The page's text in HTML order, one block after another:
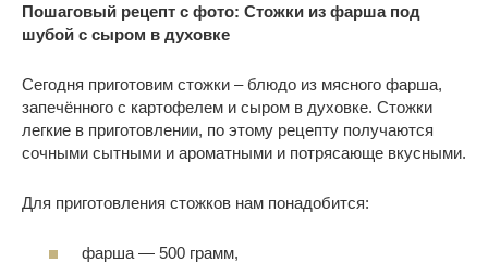
Пошаговый рецепт с фото: Стожки из фарша под
шубой с сыром в духовке
Сегодня приготовим стожки – блюдо из мясного фарша,
запечённого с картофелем и сыром в духовке. Стожки
легкие в приготовлении, по этому рецепту получаются
сочными сытными и ароматными и потрясающе вкусными.
Для приготовления стожков нам понадобится:
фарша — 500 грамм,